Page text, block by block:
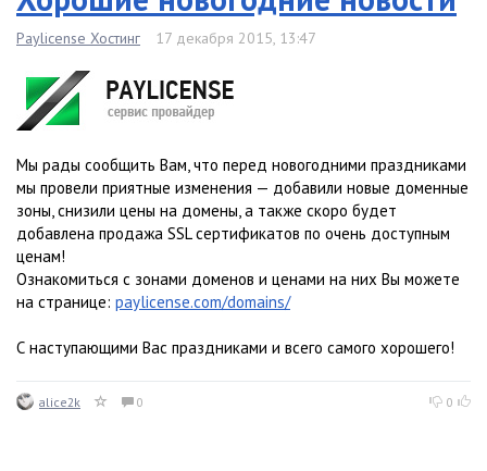
Paylicense Хостинг 17 декабря 2015, 13:47
Мы рады сообщить Вам, что перед новогодними праздниками
мы провели приятные изменения — добавили новые доменные
зоны, снизили цены на домены, а также скоро будет
добавлена продажа SSL сертификатов по очень доступным
ценам!
Ознакомиться с зонами доменов и ценами на них Вы можете
на странице: paylicense.com/domains/
С наступающими Вас праздниками и всего самого хорошего!
alice2k 0 0